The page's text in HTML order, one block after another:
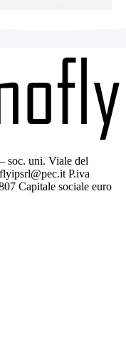
soc. uni. Viale del
P.iva
Capitale sociale euro